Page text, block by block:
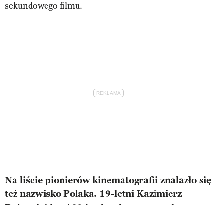
sekundowego filmu.
Na liście pionierów kinematografii znalazło się
też nazwisko Polaka. 19-letni Kazimierz